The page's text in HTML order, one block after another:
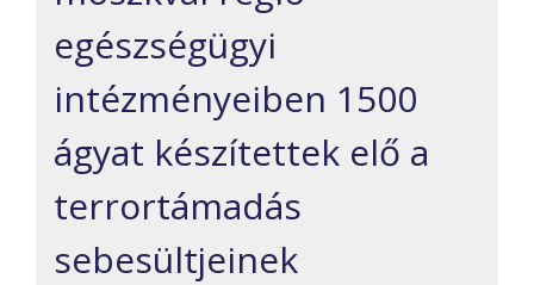
egészségügyi
intézményeiben 1500
ágyat készítettek elő a
terrortámadás
sebesültjeinek